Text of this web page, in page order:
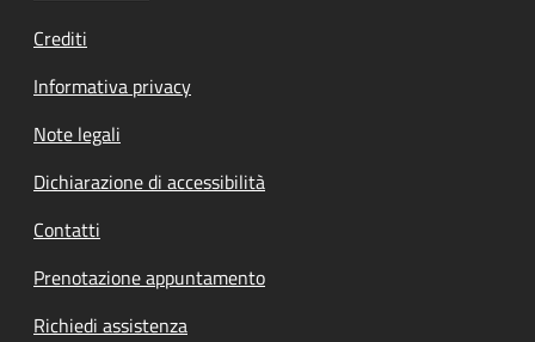
Crediti
Informativa privacy
Note legali
Dichiarazione di accessibilità
Contatti
Prenotazione appuntamento
Richiedi assistenza